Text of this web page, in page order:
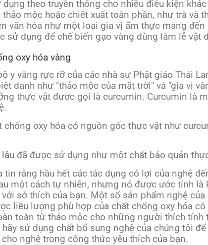
theo truyền thống cho nhiều điều kiện
mộc hoặc chiết xuất toàn phần, như trà và
văn hóa như một loại gia vị ẩm thực mang
sử dụng để chế biến gạo vàng dùng làm lễ vật
oxy hóa vàng
y vàng rực rỡ của các nhà sư Phật giáo Thái
danh như "thảo mộc của mặt trời" và "gia vị
thực vật được gọi là curcumin. Curcumin là
chống oxy hóa có nguồn gốc thực vật như
đã được sử dụng như một chất bảo quản
tin rằng hầu hết các tác dụng có lợi của nghệ
một cách tự nhiên, nhưng nó được ước tính là
với sở thích của bạn. Một số sản phẩm nghệ
liều lượng phù hợp của chất chống oxy hóa
toàn từ thảo mộc cho những người thích
sử dụng chất bổ sung nghệ của chúng tôi
nghệ trong công thức yêu thích của bạn.